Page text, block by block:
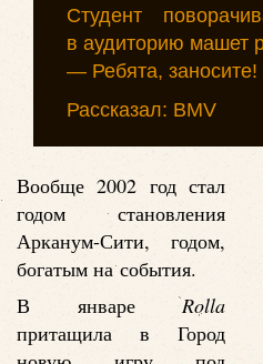
Студент
в аудиторию машет
— Ребята, заносите!
Рассказал: BMV
Вообще 2002 год стал
годом становления
Арканум-Сити, годом,
богатым на события.
В январеRolla
притащила в Город